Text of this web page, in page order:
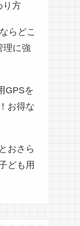
り方
らどこ
理に強
GPSを
お得な
おさら
ども用